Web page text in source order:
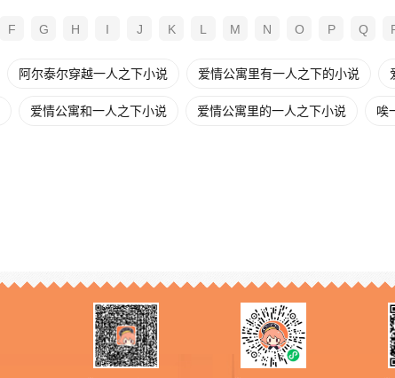
F G H I J K L M N O P Q
阿尔泰尔穿越一人之下小说 爱情公寓里有一人之下的小说
爱情公寓和一人之下小说 爱情公寓里的一人之下小说 唉